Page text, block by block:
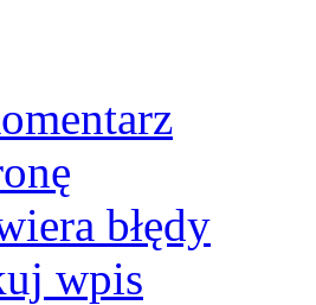
błędy
wpis